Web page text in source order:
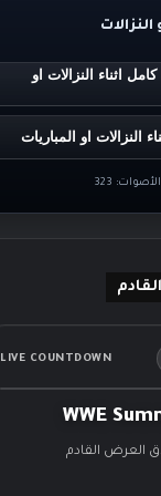
اثناء النزالات او
النزالات او المباريات
323
LIVE COUNTDOWN
WWE
العرض القادم